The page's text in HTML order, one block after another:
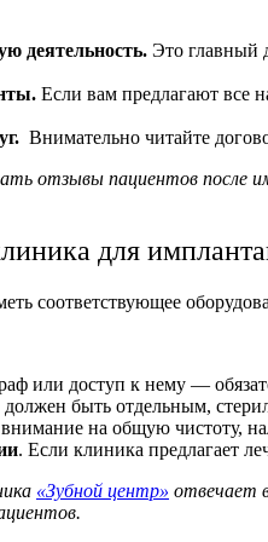
деятельность. Это главный
Если вам предлагают все
Внимательно читайте
отзывы пациентов после
для
соответствующее
или доступ к нему —
быть отдельным,
на общую чистоту,
. Если клиника предлагает
«Зубной центр» отвечает